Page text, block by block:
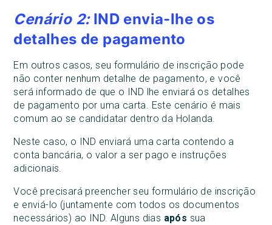
Cenário 2:IND envia-lhe os
detalhes de pagamento
Em outros casos, seu formulário de inscrição pode
não conter nenhum detalhe de pagamento, e você
será informado de que o IND lhe enviará os detalhes
de pagamento por uma carta. Este cenário é mais
comum ao se candidatar dentro da Holanda.
Neste caso, o IND enviará uma carta contendo a
conta bancária, o valor a ser pago e instruções
adicionais.
Você precisará preencher seu formulário de inscrição
e enviá-lo (juntamente com todos os documentos
necessários) ao IND. Alguns dias após sua